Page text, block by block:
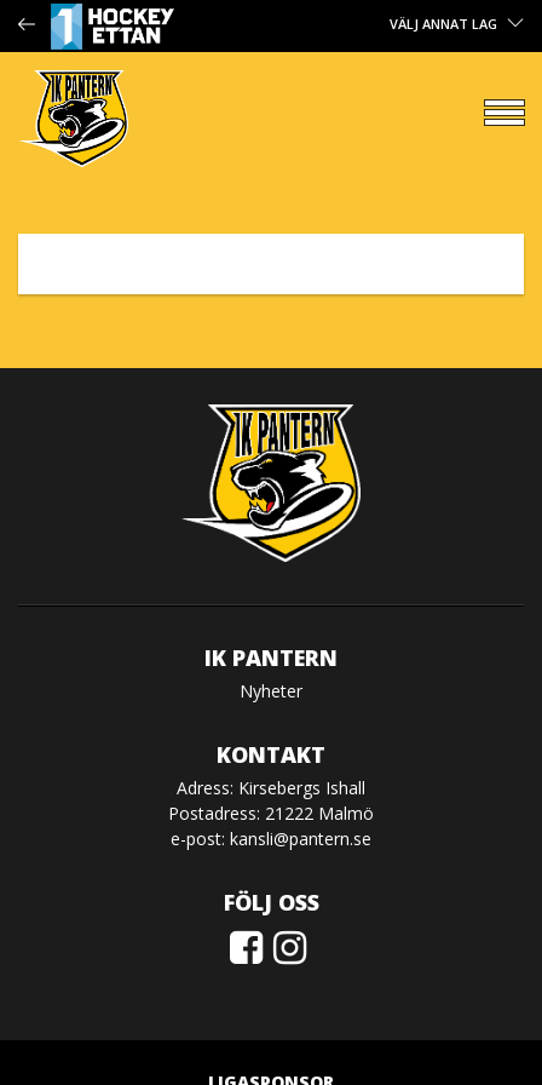
VÄLJ ANNAT LAG
IK PANTERN
Nyheter
KONTAKT
Adress: Kirsebergs Ishall
Postadress: 21222 Malmö
e-post: kansli@pantern.se
FÖLJ OSS